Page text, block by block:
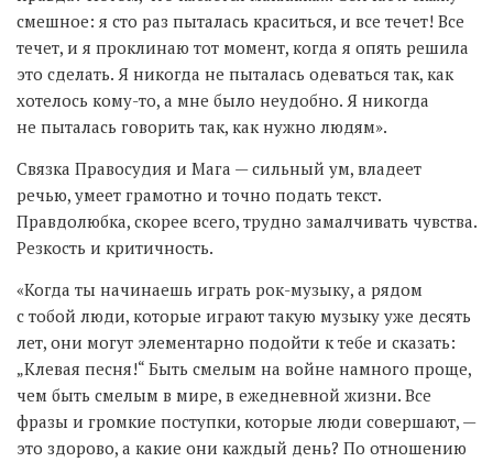
смешное: я сто раз пыталась краситься, и все течет! Все
течет, и я проклинаю тот момент, когда я опять решила
это сделать. Я никогда не пыталась одеваться так, как
хотелось кому-то, а мне было неудобно. Я никогда
не пыталась говорить так, как нужно людям».
Связка Правосудия и Мага — сильный ум, владеет
речью, умеет грамотно и точно подать текст.
Правдолюбка, скорее всего, трудно замалчивать чувства.
Резкость и критичность.
«Когда ты начинаешь играть рок-музыку, а рядом
с тобой люди, которые играют такую музыку уже десять
лет, они могут элементарно подойти к тебе и сказать:
„Клевая песня!“ Быть смелым на войне намного проще,
чем быть смелым в мире, в ежедневной жизни. Все
фразы и громкие поступки, которые люди совершают, —
это здорово, а какие они каждый день? По отношению